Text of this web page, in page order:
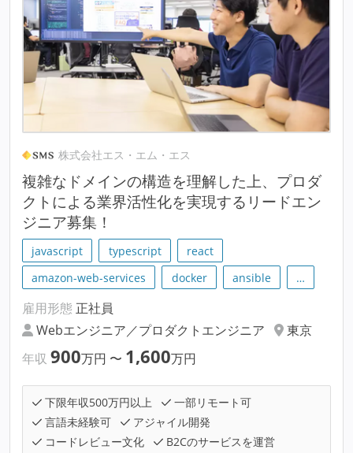
株式会社エス・エム・エス
複雑なドメインの構造を理解した上、プロダ
クトによる業界活性化を実現するリードエン
ジニア募集！
javascript typescript
react
amazon-web-services
docker ansible …
雇用形態 正社員
Webエンジニア／プロダクトエンジニア
東京
年収 900万円 〜 1,600万円
下限年収500万円以上
一部リモート可
言語未経験可
アジャイル開発
コードレビュー文化
B2Cのサービスを運営